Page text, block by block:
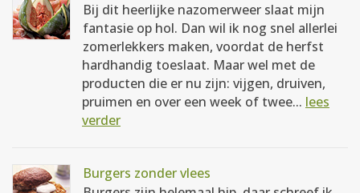
Bij dit heerlijke nazomerweer slaat mijn
fantasie op hol. Dan wil ik nog snel allerlei
zomerlekkers maken, voordat de herfst
hardhandig toeslaat. Maar wel met de
producten die er nu zijn: vijgen, druiven,
pruimen en over een week of twee... lees
verder
Burgers zonder vlees